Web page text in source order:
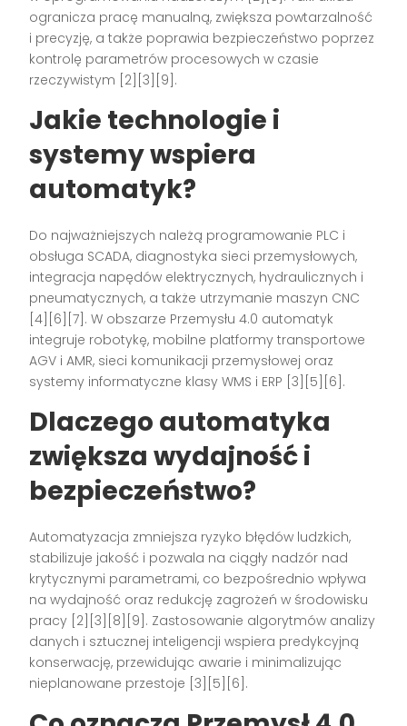
ogranicza pracę manualną, zwiększa powtarzalność
i precyzję, a także poprawia bezpieczeństwo poprzez
kontrolę parametrów procesowych w czasie
rzeczywistym [2][3][9].
Jakie technologie i
systemy wspiera
automatyk?
Do najważniejszych należą programowanie PLC i
obsługa SCADA, diagnostyka sieci przemysłowych,
integracja napędów elektrycznych, hydraulicznych i
pneumatycznych, a także utrzymanie maszyn CNC
[4][6][7]. W obszarze Przemysłu 4.0 automatyk
integruje robotykę, mobilne platformy transportowe
AGV i AMR, sieci komunikacji przemysłowej oraz
systemy informatyczne klasy WMS i ERP [3][5][6].
Dlaczego automatyka
zwiększa wydajność i
bezpieczeństwo?
Automatyzacja zmniejsza ryzyko błędów ludzkich,
stabilizuje jakość i pozwala na ciągły nadzór nad
krytycznymi parametrami, co bezpośrednio wpływa
na wydajność oraz redukcję zagrożeń w środowisku
pracy [2][3][8][9]. Zastosowanie algorytmów analizy
danych i sztucznej inteligencji wspiera predykcyjną
konserwację, przewidując awarie i minimalizując
nieplanowane przestoje [3][5][6].